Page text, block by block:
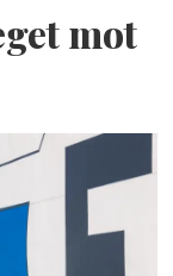
mot